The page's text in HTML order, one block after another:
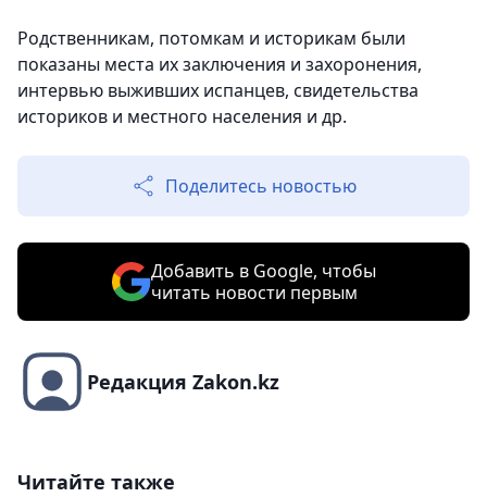
Родственникам, потомкам и историкам были
показаны места их заключения и захоронения,
интервью выживших испанцев, свидетельства
историков и местного населения и др.
Поделитесь новостью
Добавить в Google, чтобы
читать новости первым
Редакция Zakon.kz
Читайте также